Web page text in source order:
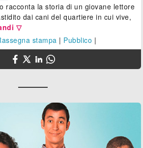
racconta la storia di un giovane lettore
dai cani del quartiere in cui vive,
▽
stampa | Pubblico |